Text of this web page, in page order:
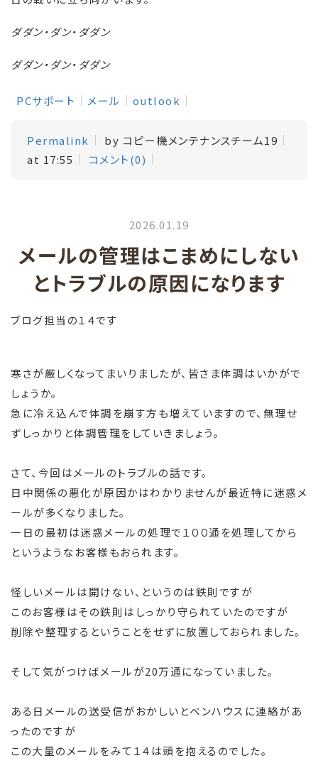
ダダン・ダン・ダダン
ダダン・ダン・ダダン
PCサポート メール outlook
Permalink
by コピー機メンテナンスチーム19
at 17:55
コメント(0)
2026.01.19
メールの管理はこまめにしない
とトラブルの原因になります
ブログ担当の１４です
寒さが厳しくなってまいりましたが、皆さま体調はいかがで
しょうか。
急に冷え込んで体調を崩す方も増えていますので、無理せ
ずしっかりと体調管理をしていきましょう。
さて、今回はメールのトラブルの話です。
日中関係の悪化が原因かはわかりませんが最近特に迷惑メ
ールが多くなりました。
一日の最初は迷惑メールの処理で１００通を処理してから
というようなお客様もおられます。
怪しいメールは開けない、というのは鉄則ですが
このお客様はその鉄則はしっかり守られていたのですが
削除や整理するということをせずに放置しておられました。
そして気がつけばメールが20万通になっていました。
ある日メールの送受信がおかしいとベンハウスに連絡があ
ったのですが
この大量のメールをみて１４は頭を抱えるのでした。